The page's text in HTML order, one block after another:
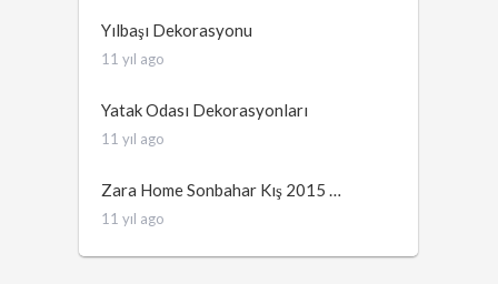
Yılbaşı Dekorasyonu
11 yıl ago
Yatak Odası Dekorasyonları
11 yıl ago
Zara Home Sonbahar Kış 2015 …
11 yıl ago